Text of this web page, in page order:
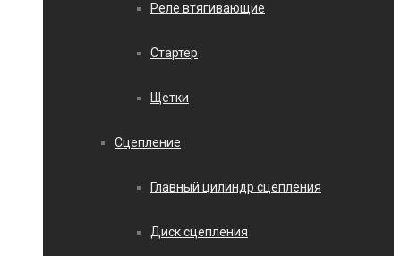
Реле втягивающие
Стартер
Щетки
Сцепление
Главный цилиндр сцепления
Диск сцепления